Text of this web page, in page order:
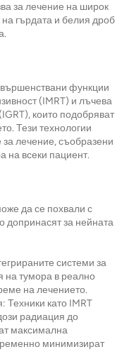
за лечение на широк
на гърдата и белия дроб
функции
(IMRT) и лъчева
които подобряват
Тези технологии
лечение, съобразени
на всеки пациент.
да се похвали с
допринасят за нейната
системи за
на тумора в реално
на лечението.
Техники като IMRT
радиация до
максимална
минимизират